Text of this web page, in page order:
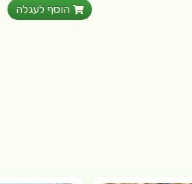
הוסף לעגלה